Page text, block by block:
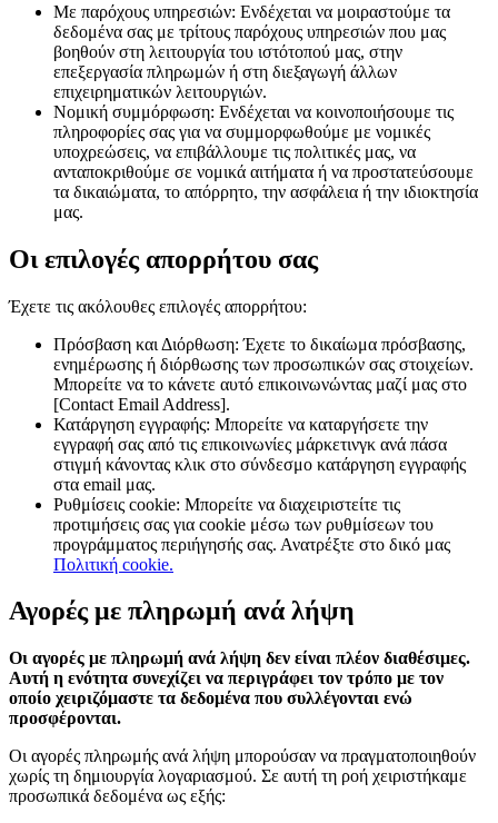
Με παρόχους υπηρεσιών: Ενδέχεται να μοιραστούμε τα
δεδομένα σας με τρίτους παρόχους υπηρεσιών που μας
βοηθούν στη λειτουργία του ιστότοπού μας, στην
επεξεργασία πληρωμών ή στη διεξαγωγή άλλων
επιχειρηματικών λειτουργιών.
Νομική συμμόρφωση: Ενδέχεται να κοινοποιήσουμε τις
πληροφορίες σας για να συμμορφωθούμε με νομικές
υποχρεώσεις, να επιβάλλουμε τις πολιτικές μας, να
ανταποκριθούμε σε νομικά αιτήματα ή να προστατεύσουμε
τα δικαιώματα, το απόρρητο, την ασφάλεια ή την ιδιοκτησία
μας.
Οι επιλογές απορρήτου σας
Έχετε τις ακόλουθες επιλογές απορρήτου:
Πρόσβαση και Διόρθωση: Έχετε το δικαίωμα πρόσβασης,
ενημέρωσης ή διόρθωσης των προσωπικών σας στοιχείων.
Μπορείτε να το κάνετε αυτό επικοινωνώντας μαζί μας στο
[Contact Email Address].
Κατάργηση εγγραφής: Μπορείτε να καταργήσετε την
εγγραφή σας από τις επικοινωνίες μάρκετινγκ ανά πάσα
στιγμή κάνοντας κλικ στο σύνδεσμο κατάργηση εγγραφής
στα email μας.
Ρυθμίσεις cookie: Μπορείτε να διαχειριστείτε τις
προτιμήσεις σας για cookie μέσω των ρυθμίσεων του
προγράμματος περιήγησής σας. Ανατρέξτε στο δικό μας
Πολιτική cookie.
Αγορές με πληρωμή ανά λήψη
Οι αγορές με πληρωμή ανά λήψη δεν είναι πλέον διαθέσιμες.
Αυτή η ενότητα συνεχίζει να περιγράφει τον τρόπο με τον
οποίο χειριζόμαστε τα δεδομένα που συλλέγονται ενώ
προσφέρονται.
Οι αγορές πληρωμής ανά λήψη μπορούσαν να πραγματοποιηθούν
χωρίς τη δημιουργία λογαριασμού. Σε αυτή τη ροή χειριστήκαμε
προσωπικά δεδομένα ως εξής: